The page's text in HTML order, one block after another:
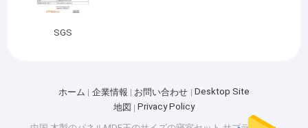
SGS
ホーム 企業情報 お問い合わせ
Desktop Site
地図
Privacy Policy